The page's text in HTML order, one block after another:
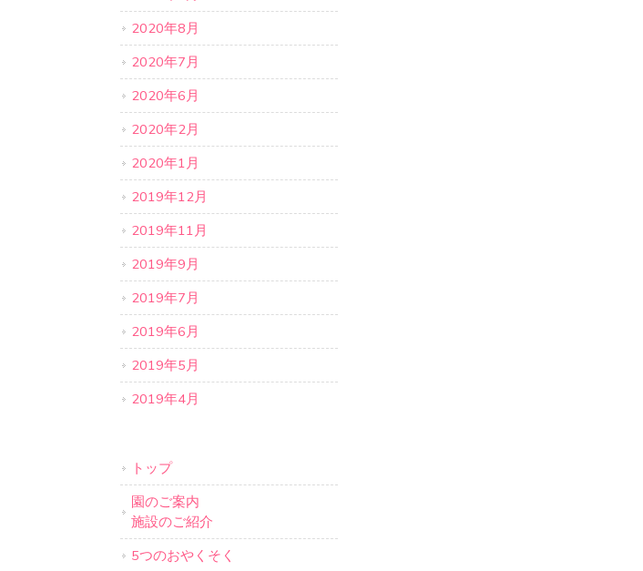
2020年8月
2020年7月
2020年6月
2020年2月
2020年1月
2019年12月
2019年11月
2019年9月
2019年7月
2019年6月
2019年5月
2019年4月
トップ
園のご案内
施設のご紹介
5つのおやくそく